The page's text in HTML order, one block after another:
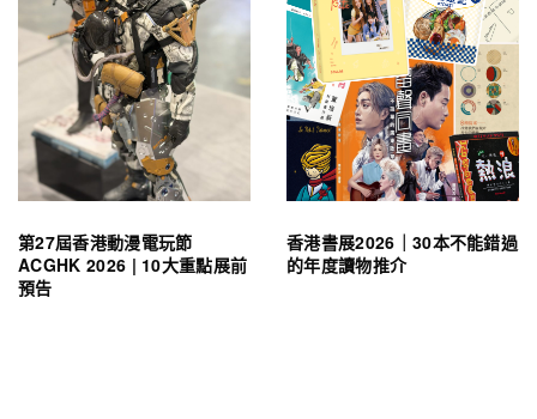
第27屆香港動漫電玩節
ACGHK 2026 | 10大重點展前
預告
香港書展2026｜30本不能錯過
的年度讀物推介